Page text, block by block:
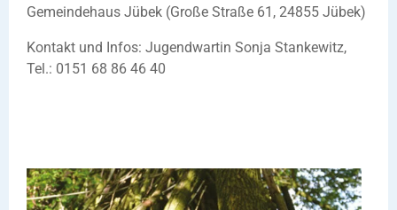
Gemeindehaus Jübek (Große Straße 61, 24855 Jübek)
Kontakt und Infos: Jugendwartin Sonja Stankewitz,
Tel.: 0151 68 86 46 40